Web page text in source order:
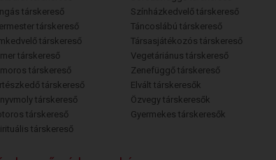
társkereső
társkereső
társkereső
társkereső
társkereső
társkereső
társkereső
társkereső
társkereső
Színházkedvelő társkereső
Táncoslábú társkereső
Társasjátékozós társkereső
Vegetáriánus társkereső
Zenefüggő társkereső
Elvált társkeresők
Özvegy társkeresők
Gyermekes társkeresők